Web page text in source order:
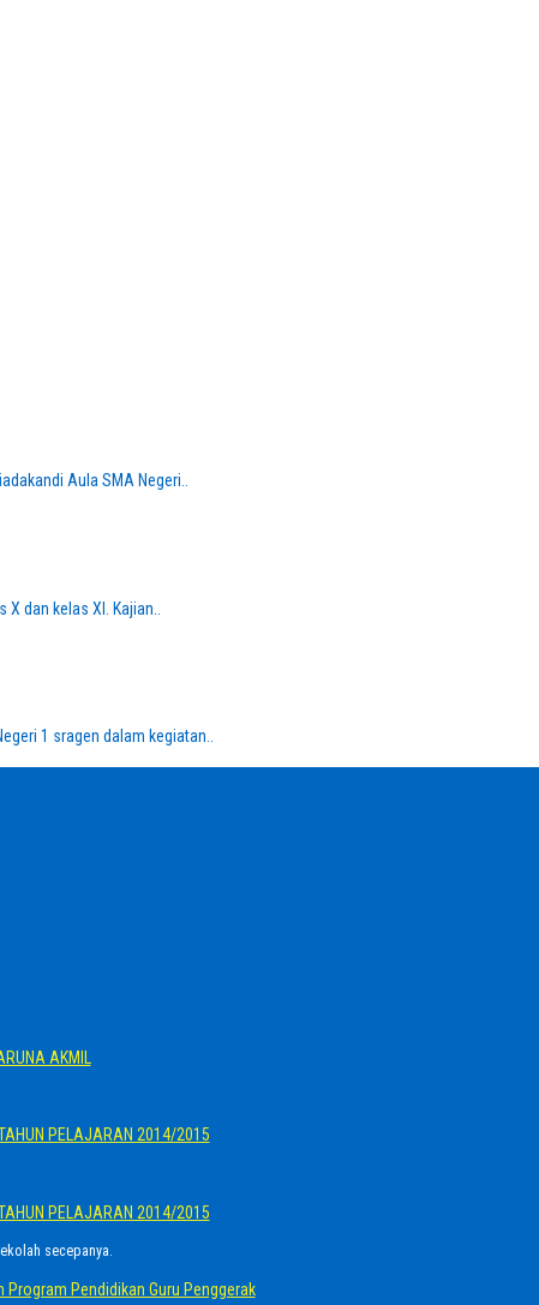
Aula SMA Negeri..
dan kelas XI. Kajian..
1 sragen dalam kegiatan..
AKMIL
TAHUN PELAJARAN 2014/2015
TAHUN PELAJARAN 2014/2015
secepanya.
Program Pendidikan Guru Penggerak